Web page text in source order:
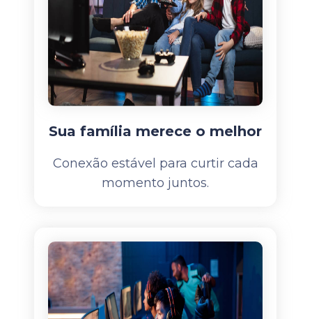
Sua família merece o melhor
Conexão estável para curtir cada
momento juntos.